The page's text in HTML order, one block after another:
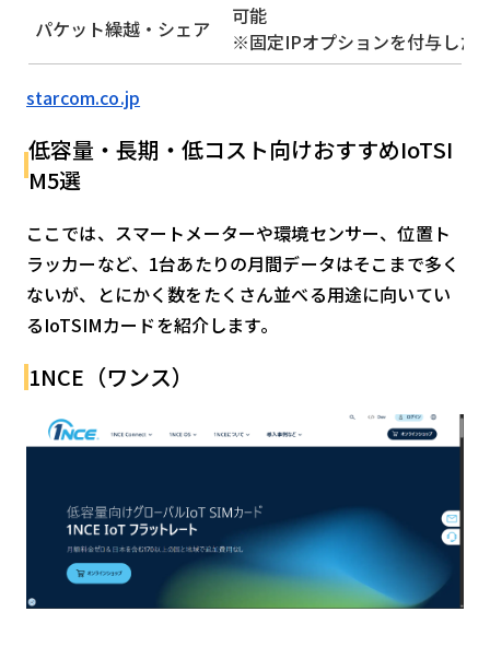
パケット繰越・シェア
可能
※固定IPオプションを付与した
starcom.co.jp
低容量・長期・低コスト向けおすすめIoTSI
M5選
ここでは、スマートメーターや環境センサー、位置ト
ラッカーなど、1台あたりの月間データはそこまで多く
ないが、とにかく数をたくさん並べる用途に向いてい
るIoTSIMカードを紹介します。
1NCE（ワンス）